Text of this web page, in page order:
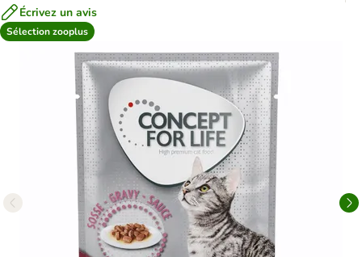
Écrivez un avis
Sélection zooplus